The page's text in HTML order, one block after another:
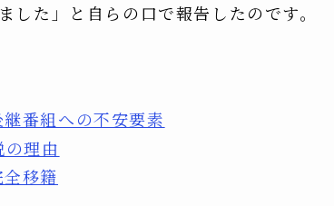
た」と自らの口で報告したのです。
番組への不安要素
理由
移籍